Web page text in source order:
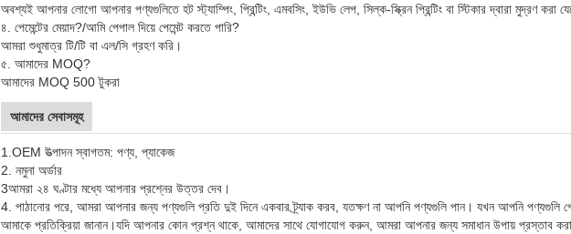
অবশ্যই আপনার লোগো আপনার পণ্যগুলিতে হট স্ট্যাম্পিং, প্রিন্টিং, এমবসিং, ইউভি লেপ, সিল্ক-স্ক্রিন প্রিন্টিং বা স্টিকার দ্বারা মুদ্রণ করা
৪. পেমেন্টের মেয়াদ?/আমি পেপাল দিয়ে পেমেন্ট করতে পারি?
আমরা শুধুমাত্র টি/টি বা এল/সি গ্রহণ করি।
৫. আমাদের MOQ?
আমাদের MOQ 500 টুকরা
আমাদের সেবাসমূহ
1.OEM উত্পাদন স্বাগতম: পণ্য, প্যাকেজ
2. নমুনা অর্ডার
3আমরা ২৪ ঘণ্টার মধ্যে আপনার প্রশ্নের উত্তর দেব।
4. পাঠানোর পরে, আমরা আপনার জন্য পণ্যগুলি প্রতি দুই দিনে একবার ট্র্যাক করব, যতক্ষণ না আপনি পণ্যগুলি পান। যখন আপনি পণ্যগুলি
আমাকে প্রতিক্রিয়া জানান।যদি আপনার কোন প্রশ্ন থাকে, আমাদের সাথে যোগাযোগ করুন, আমরা আপনার জন্য সমাধান উপায় প্রস্তাব